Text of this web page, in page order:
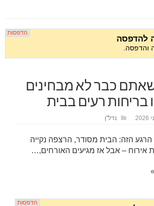
שאתם כבר לא מבחינים
בריחות רעים בבית
נדל"ן
הרגע הזה: הבית מסודר, הרצפה נקייה
אירוח – אבל אז מגיעים האורחים,…